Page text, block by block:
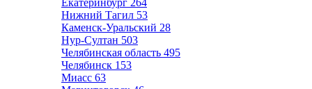
Екатеринбург 264
Нижний Тагил 53
Каменск-Уральский 28
Нур-Султан 503
Челябинская область 495
Челябинск 153
Миасс 63